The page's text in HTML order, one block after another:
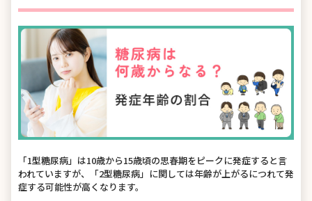
「1型糖尿病」は10歳から15歳頃の思春期をピークに発症すると言
われていますが、「2型糖尿病」に関しては年齢が上がるにつれて発
症する可能性が高くなります。